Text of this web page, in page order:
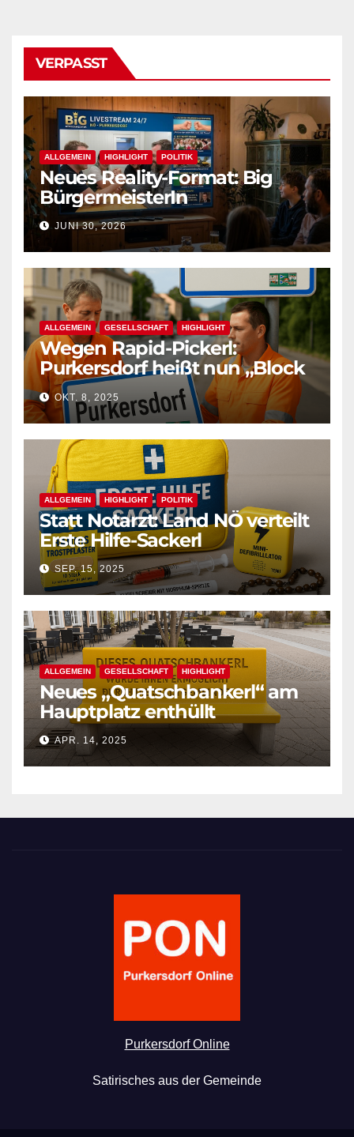
VERPASST
ALLGEMEIN HIGHLIGHT POLITIK
Neues Reality-Format: Big
BürgermeisterIn
JUNI 30, 2026
ALLGEMEIN GESELLSCHAFT HIGHLIGHT
Wegen Rapid-Pickerl:
Purkersdorf heißt nun „Block
West“
OKT. 8, 2025
ALLGEMEIN HIGHLIGHT POLITIK
Statt Notarzt: Land NÖ verteilt
Erste Hilfe-Sackerl
SEP. 15, 2025
ALLGEMEIN GESELLSCHAFT HIGHLIGHT
Neues „Quatschbankerl“ am
Hauptplatz enthüllt
APR. 14, 2025
Purkersdorf Online
Satirisches aus der Gemeinde